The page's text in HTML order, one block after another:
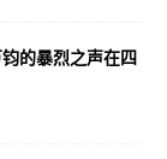
的暴烈之声在四